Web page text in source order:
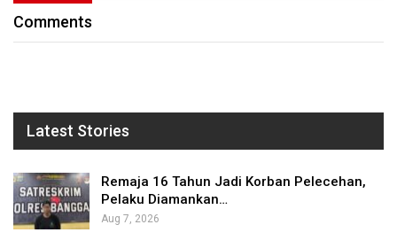
Comments
Latest Stories
Remaja 16 Tahun Jadi Korban Pelecehan,
Pelaku Diamankan…
Aug 7, 2026